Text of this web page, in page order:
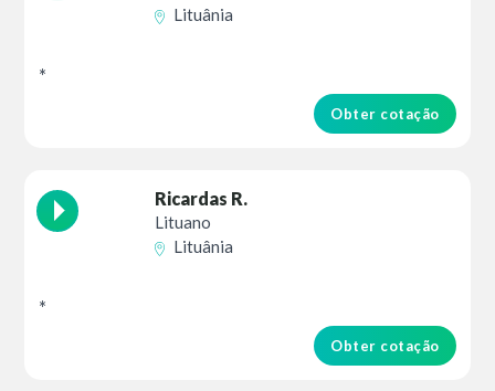
Lituânia
*
Obter cotação
Ricardas R.
Lituano
Lituânia
*
Obter cotação